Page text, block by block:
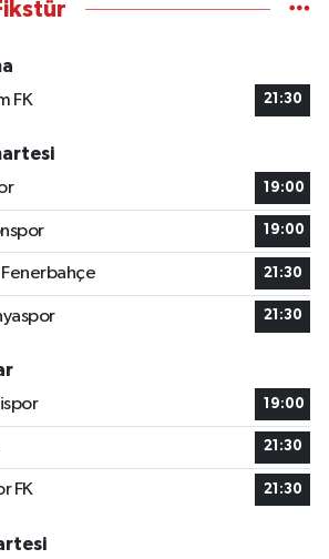
FK
21:30
19:00
19:00
21:30
21:30
19:00
21:30
FK 21:30